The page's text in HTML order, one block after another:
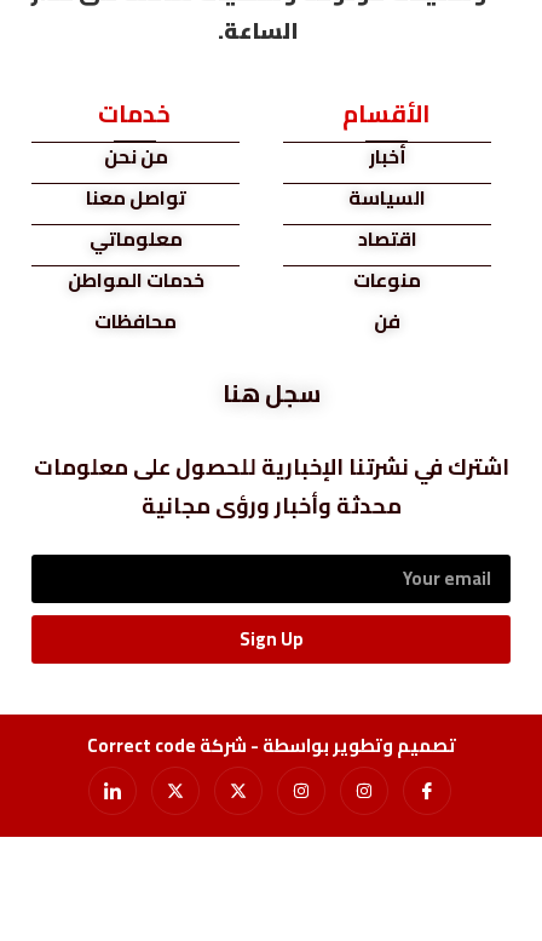
الساعة.
الأقسام
أخبار
السياسة
اقتصاد
منوعات
فن
خدمات
من نحن
تواصل معنا
معلوماتي
خدمات المواطن
محافظات
سجل هنا
اشترك في نشرتنا الإخبارية للحصول على معلومات
محدثة وأخبار ورؤى مجانية
Sign Up
تصميم وتطوير بواسطة - شركة Correct code